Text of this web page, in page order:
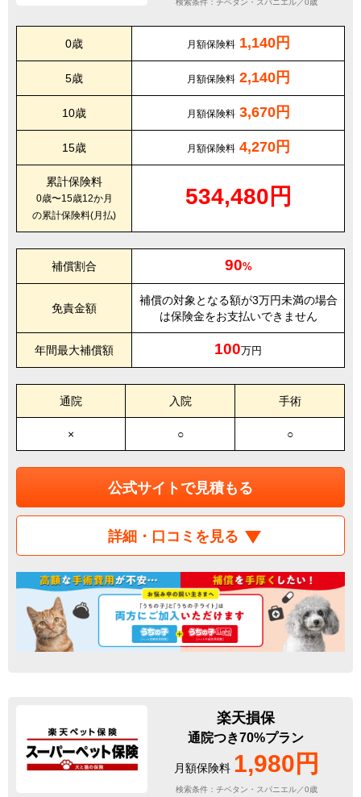
検索条件：チベタン・スパニエル／0歳
0歳 月額保険料 1,140円
5歳 月額保険料 2,140円
10歳 月額保険料 3,670円
15歳 月額保険料 4,270円
累計保険料
0歳〜15歳12か月
の累計保険料(月払)
534,480円
補償割合 90%
免責金額
補償の対象となる額が3万円未満の場合
は保険金をお支払いできません
年間最大補償額 100万円
通院 入院 手術
× ○ ○
公式サイトで見積もる
詳細・口コミを見る
楽天損保
通院つき70%プラン
月額保険料 1,980円
検索条件：チベタン・スパニエル／0歳